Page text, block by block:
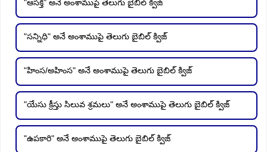
"ఆసక్తి" అనే అంశాముపై తెలుగు బైబిల్ క్విజ్
"సన్నిధి" అనే అంశాముపై తెలుగు బైబిల్ క్విజ్
"హింస/అహింస" అనే అంశాముపై తెలుగు బైబిల్ క్విజ్
"యేసు క్రీస్తు సిలువ శ్రమలు" అనే అంశాముపై తెలుగు బైబిల్ క్విజ్
"ఉపకారి" అనే అంశాముపై తెలుగు బైబిల్ క్విజ్